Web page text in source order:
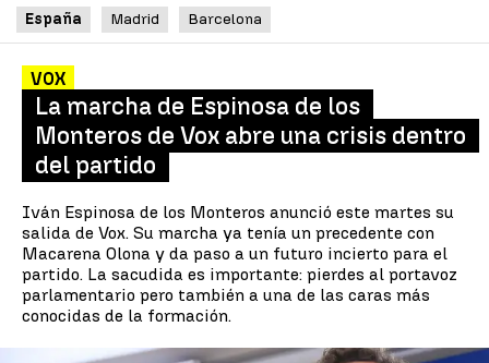
España Madrid Barcelona
VOX
La marcha de Espinosa de los
Monteros de Vox abre una crisis dentro
del partido
Iván Espinosa de los Monteros anunció este martes su
salida de Vox. Su marcha ya tenía un precedente con
Macarena Olona y da paso a un futuro incierto para el
partido. La sacudida es importante: pierdes al portavoz
parlamentario pero también a una de las caras más
conocidas de la formación.